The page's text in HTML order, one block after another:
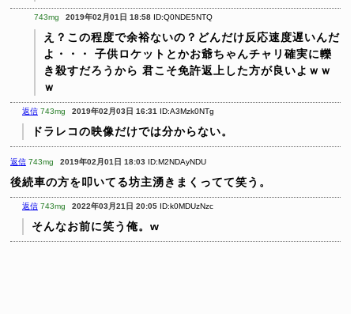
743mg 2019年02月01日 18:58 ID:Q0NDE5NTQ
え？この程度で余裕ないの？どんだけ反応速度遅いんだ
よ・・・
子供ロケットとかお爺ちゃんチャリ確実に轢
き殺すだろうから 君こそ免許返上した方が良いよｗｗ
ｗ
返信 743mg 2019年02月03日 16:31 ID:A3Mzk0NTg
ドラレコの映像だけでは分からない。
返信 743mg 2019年02月01日 18:03 ID:M2NDAyNDU
後続車の方を叩いてる坊主湧きまくってて笑う。
返信 743mg 2022年03月21日 20:05 ID:k0MDUzNzc
そんなお前に笑う俺。w